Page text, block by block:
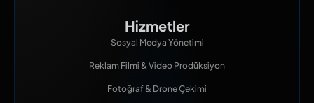
Hizmetler
Sosyal Medya Yönetimi
Reklam Filmi & Video Prodüksiyon
Fotoğraf & Drone Çekimi